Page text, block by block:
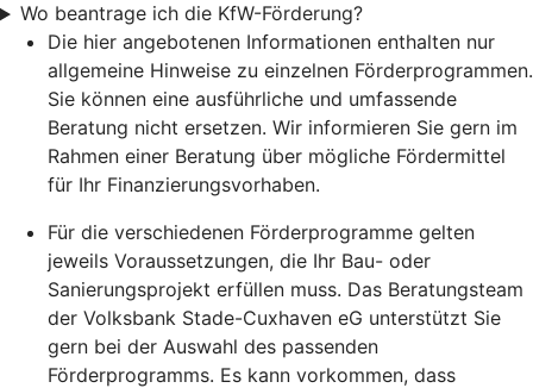
Wo beantrage ich die KfW-Förderung?
Die hier angebotenen Informationen enthalten nur
allgemeine Hinweise zu einzelnen Förderprogrammen.
Sie können eine ausführliche und umfassende
Beratung nicht ersetzen. Wir informieren Sie gern im
Rahmen einer Beratung über mögliche Fördermittel
für Ihr Finanzierungsvorhaben.
Für die verschiedenen Förderprogramme gelten
jeweils Voraussetzungen, die Ihr Bau- oder
Sanierungsprojekt erfüllen muss. Das Beratungsteam
der Volksbank Stade-Cuxhaven eG unterstützt Sie
gern bei der Auswahl des passenden
Förderprogramms. Es kann vorkommen, dass